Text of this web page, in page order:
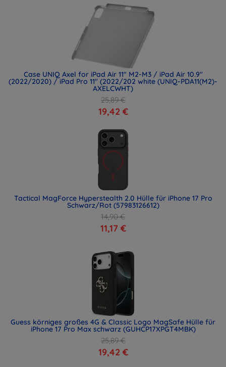
Case UNIQ Axel for iPad Air 11" M2-M3 / iPad Air 10.9"
(2022/2020) / iPad Pro 11" (2022/202 white (UNIQ-PDA11(M2)-
AXELCWHT)
25,89 €
19,42 €
Tactical MagForce Hyperstealth 2.0 Hülle für iPhone 17 Pro
Schwarz/Rot (57983126612)
14,90 €
11,17 €
Guess körniges großes 4G & Classic Logo MagSafe Hülle für
iPhone 17 Pro Max schwarz (GUHCP17XPGT4MBK)
25,89 €
19,42 €